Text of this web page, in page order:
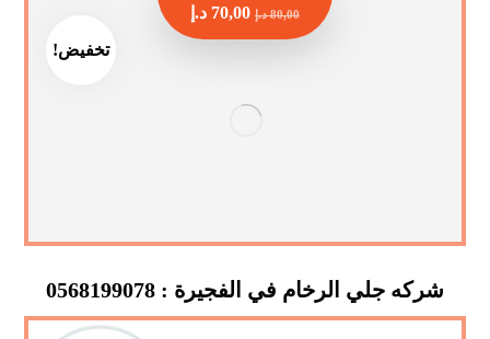
تخفيض!
شركه جلي الرخام في الفجيرة : 0568199078
80,00 د.إ 70,00 د.إ